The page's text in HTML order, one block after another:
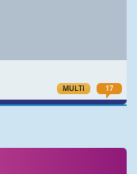
MULTI 17